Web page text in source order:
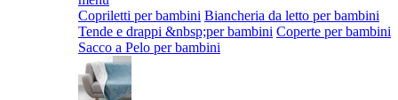
Copriletti per bambini Biancheria da letto per bambini
Tende e drappi &nbsp;per bambini Coperte per bambini
Sacco a Pelo per bambini